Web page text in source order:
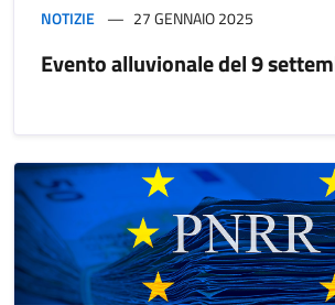
NOTIZIE 27 GENNAIO 2025
Evento alluvionale del 9